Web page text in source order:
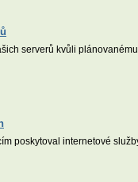
serverů kvůli
poskytoval internetové